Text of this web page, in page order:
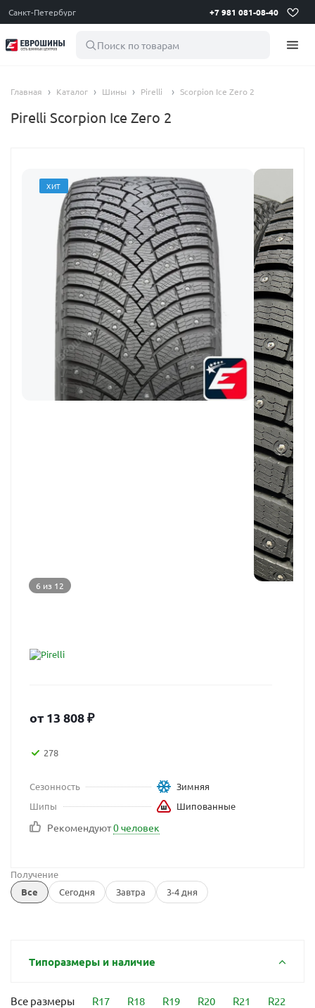
Санкт-Петербург +7 981 081-08-40
Поиск по товарам
Главная Каталог Шины Pirelli Scorpion Ice Zero 2
Pirelli Scorpion Ice Zero 2
ХИТ
6 из 12
от 13 808₽
278
Сезонность
Зимняя
Шипы
Шипованные
Рекомендуют0 человек
Получение
Все
Сегодня Завтра 3-4 дня
Типоразмеры и наличие
Все размеры R17 R18 R19 R20 R21 R22